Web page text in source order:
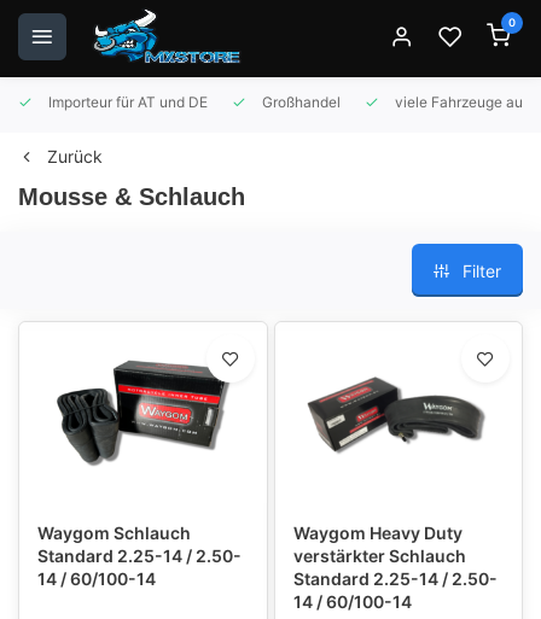
0
Importeur für AT und DE Großhandel viele Fahrzeuge auf
Zurück
Mousse & Schlauch
Filter
Waygom Schlauch
Standard 2.25-14 / 2.50-
14 / 60/100-14
Waygom Heavy Duty
verstärkter Schlauch
Standard 2.25-14 / 2.50-
14 / 60/100-14